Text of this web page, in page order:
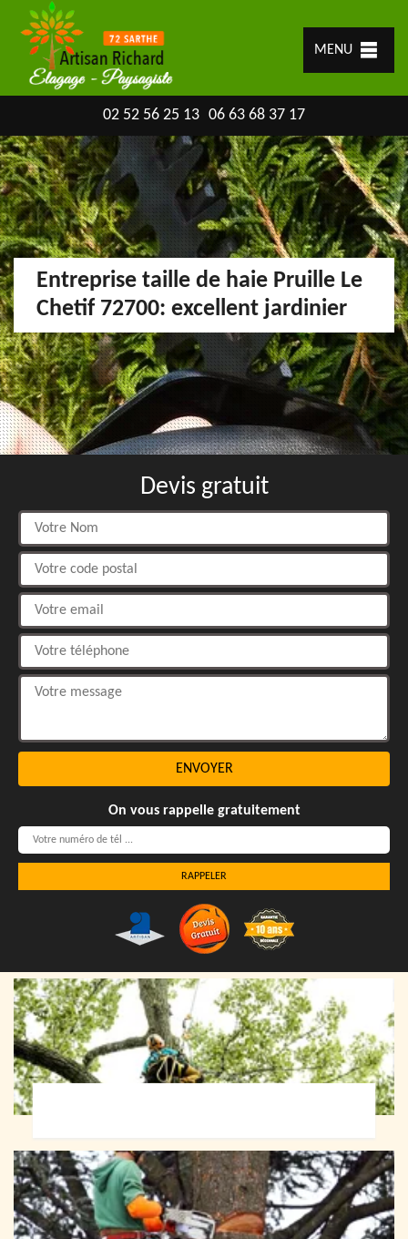
MENU
02 52 56 25 13 06 63 68 37 17
Entreprise taille de haie Pruille Le
Chetif 72700: excellent jardinier
Devis gratuit
On vous rappelle gratuitement